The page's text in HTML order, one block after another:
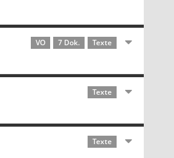
VO 7 Dok. Texte
Texte
Texte